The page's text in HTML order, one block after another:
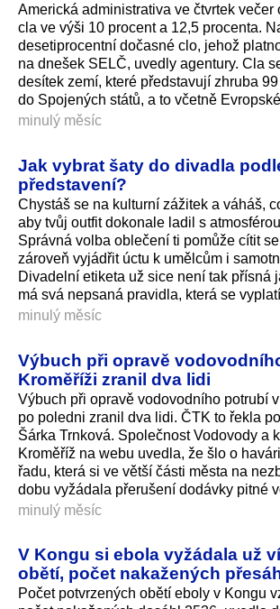
Americká administrativa ve čtvrtek večer
cla ve výši 10 procent a 12,5 procenta.
desetiprocentní dočasné clo, jehož
na dnešek SELČ, uvedly agentury. Cla
desítek zemí, které představují zhruba
do Spojených států, a to včetně
minulý měsíc
Jak vybrat šaty do divadla
představení?
Chystáš se na kulturní zážitek a váháš,
aby tvůj outfit dokonale ladil s
Správná volba oblečení ti pomůže cítit
zároveň vyjádřit úctu k umělcům i
Divadelní etiketa už sice není tak přísná
má svá nepsaná pravidla, která se
minulý měsíc
Výbuch při opravě
Kroměříži zranil dva lidi
Výbuch při opravě vodovodního potrubí
po poledni zranil dva lidi. ČTK to řekla
Šárka Trnková. Společnost Vodovody a
Kroměříž na webu uvedla, že šlo o
řadu, která si ve větší části města na
dobu vyžádala přerušení dodávky pitné
minulý měsíc
V Kongu si ebola vyžádala už
obětí, počet nakažených
Počet potvrzených obětí eboly v Kongu